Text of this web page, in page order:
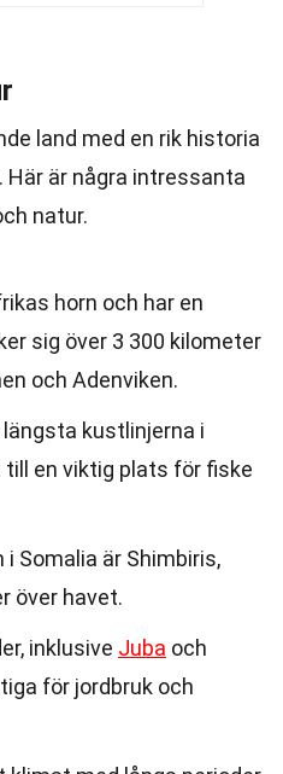
land med en rik historia
är några intressanta
natur.
horn och har en
sig över 3 300 kilometer
och Adenviken.
kustlinjerna i
en viktig plats för fiske
Somalia är Shimbiris,
över havet.
inklusive Juba och
för jordbruk och